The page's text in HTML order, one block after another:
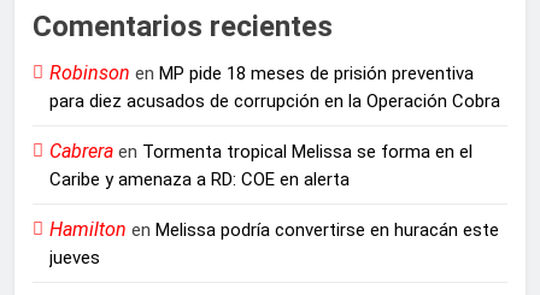
Comentarios recientes
Robinson en MP pide 18 meses de prisión preventiva
para diez acusados de corrupción en la Operación Cobra
Cabrera en Tormenta tropical Melissa se forma en el
Caribe y amenaza a RD: COE en alerta
Hamilton en Melissa podría convertirse en huracán este
jueves